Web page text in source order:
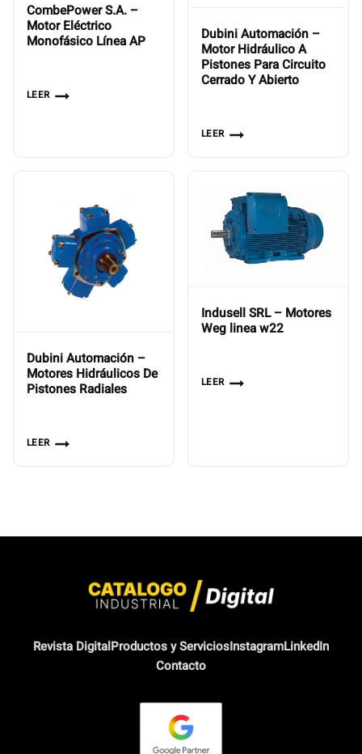
CombePower S.A. –
Motor Eléctrico
Monofásico Línea AP
LEER
Dubini Automación –
Motor Hidráulico A
Pistones Para Circuito
Cerrado Y Abierto
LEER
Dubini Automación –
Motores Hidráulicos De
Pistones Radiales
LEER
Indusell SRL – Motores
Weg linea w22
LEER
Revista DigitalProductos y ServiciosInstagramLinkedIn
Contacto